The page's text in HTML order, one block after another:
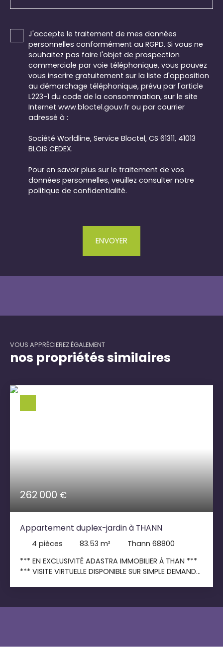
J'accepte le traitement de mes données
personnelles conformément au RGPD. Si vous ne
souhaitez pas faire l'objet de prospection
commerciale par voie téléphonique, vous pouvez
vous inscrire gratuitement sur la liste d'opposition
au démarchage téléphonique, prévu par l'article
L223-1 du code de la consommation, sur le site
Internet www.bloctel.gouv.fr ou par courrier
adressé à :
Société Worldline, Service Bloctel, CS 61311, 41013
BLOIS CEDEX.
Pour en savoir plus sur le traitement de vos
données personnelles, veuillez consulter notre
politique de confidentialité.
ENVOYER
VOUS APPRÉCIEREZ ÉGALEMENT
nos propriétés similaires
262 000€
Appartement duplex-jardin à THANN
4 pièces 83.53 m²
Thann 68800
*** EN EXCLUSIVITÉ ADASTRA IMMOBILIER À THAN ***
*** VISITE VIRTUELLE DISPONIBLE SUR SIMPLE DEMANDE
cheminée en attente • 1 cuisine entièrement